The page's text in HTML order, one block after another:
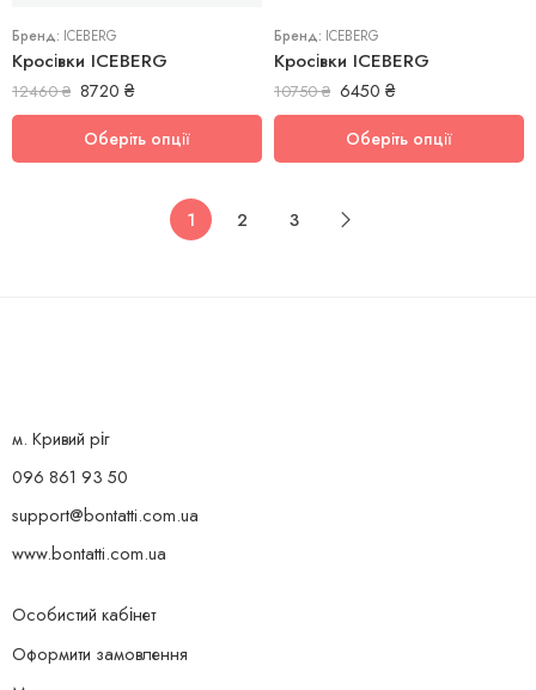
Бренд: ICEBERG
Кросівки ICEBERG
12460₴ 8720 ₴
Оберіть опції
Бренд: ICEBERG
Кросівки ICEBERG
10750₴ 6450 ₴
Оберіть опції
1 2 3
м. Кривий ріг
096 861 93 50
support@bontatti.com.ua
www.bontatti.com.ua
Особистий кабінет
Оформити замовлення